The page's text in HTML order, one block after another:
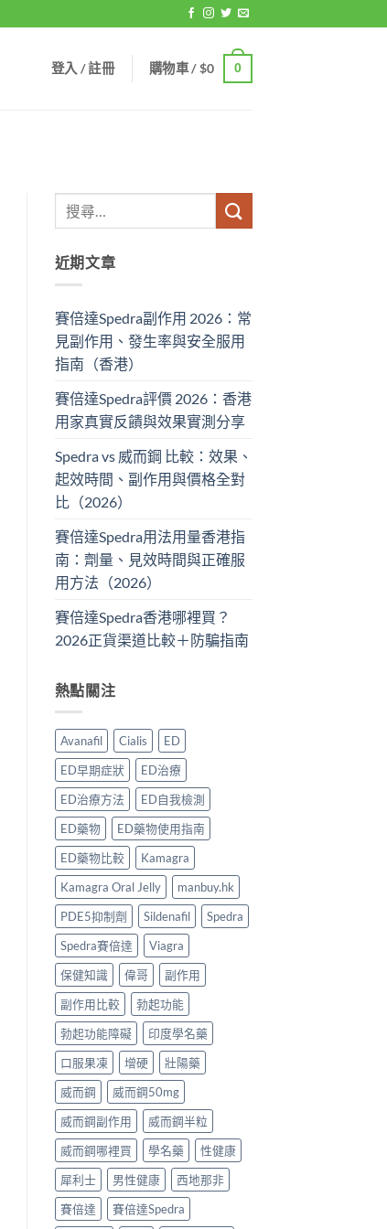
登入 / 註冊 購物車 /$0 0
近期文章
賽倍達Spedra副作用 2026：常
見副作用、發生率與安全服用
指南（香港）
賽倍達Spedra評價 2026：香港
用家真實反饋與效果實測分享
Spedra vs 威而鋼 比較：效果、
起效時間、副作用與價格全對
比（2026）
賽倍達Spedra用法用量香港指
南：劑量、見效時間與正確服
用方法（2026）
賽倍達Spedra香港哪裡買？
2026正貨渠道比較＋防騙指南
熱點關注
Avanafil Cialis
ED
ED早期症狀
ED治療
ED治療方法
ED自我檢測
ED藥物
ED藥物使用指南
ED藥物比較
Kamagra
Kamagra Oral Jelly
manbuy.hk
PDE5抑制劑
Sildenafil
Spedra
Spedra賽倍達
Viagra
保健知識
偉哥
副作用
副作用比較
勃起功能
勃起功能障礙
印度學名藥
口服果凍
增硬
壯陽藥
威而鋼
威而鋼50mg
威而鋼副作用
威而鋼半粒
威而鋼哪裡買
學名藥
性健康
犀利士
男性健康
西地那非
賽倍達
賽倍達Spedra